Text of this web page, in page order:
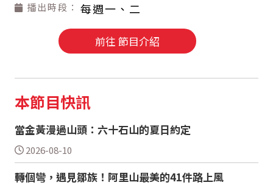
播出時段： 每週一、二
前往 節目介紹
本節目快訊
當金黃漫過山頭：六十石山的夏日約定
2026-08-10
轉個彎，遇見鄒族！阿里山最美的41件路上風